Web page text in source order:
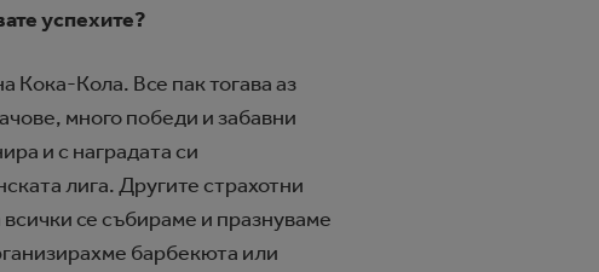
успехите?
Кока-Кола. Все пак тогава аз
много победи и забавни
и с наградата си
лига. Другите страхотни
се събираме и празнуваме
барбекюта или